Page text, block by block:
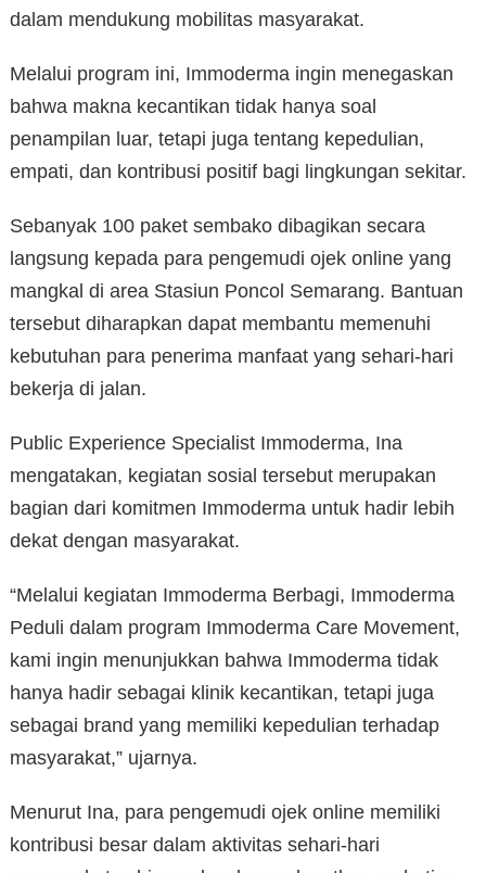
dalam mendukung mobilitas masyarakat.
Melalui program ini, Immoderma ingin menegaskan
bahwa makna kecantikan tidak hanya soal
penampilan luar, tetapi juga tentang kepedulian,
empati, dan kontribusi positif bagi lingkungan sekitar.
Sebanyak 100 paket sembako dibagikan secara
langsung kepada para pengemudi ojek online yang
mangkal di area Stasiun Poncol Semarang. Bantuan
tersebut diharapkan dapat membantu memenuhi
kebutuhan para penerima manfaat yang sehari-hari
bekerja di jalan.
Public Experience Specialist Immoderma, Ina
mengatakan, kegiatan sosial tersebut merupakan
bagian dari komitmen Immoderma untuk hadir lebih
dekat dengan masyarakat.
“Melalui kegiatan Immoderma Berbagi, Immoderma
Peduli dalam program Immoderma Care Movement,
kami ingin menunjukkan bahwa Immoderma tidak
hanya hadir sebagai klinik kecantikan, tetapi juga
sebagai brand yang memiliki kepedulian terhadap
masyarakat,” ujarnya.
Menurut Ina, para pengemudi ojek online memiliki
kontribusi besar dalam aktivitas sehari-hari